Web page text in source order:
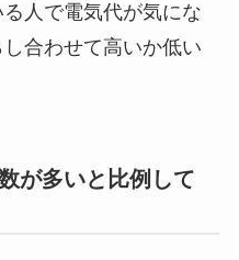
人で電気代が気にな
合わせて高いか低い
が多いと比例して